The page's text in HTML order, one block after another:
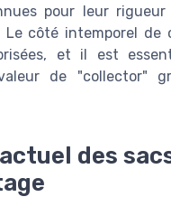
pour leur
côté intemporel de
et il est
de "collector"
des